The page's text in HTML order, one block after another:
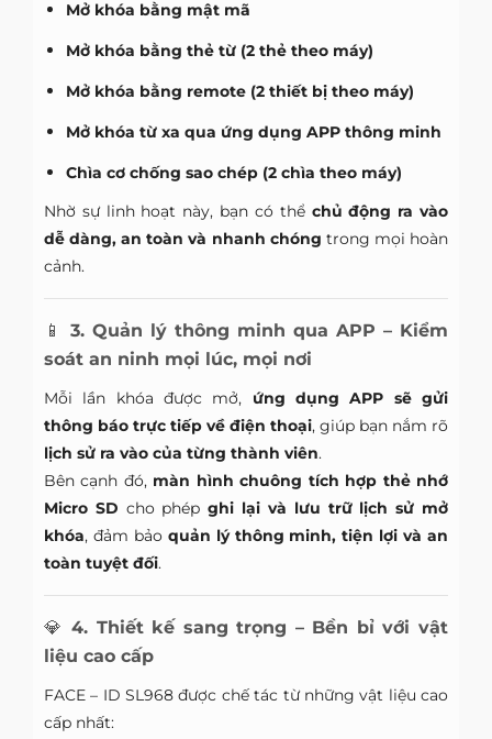
Mở khóa bằng mật mã
Mở khóa bằng thẻ từ (2 thẻ theo máy)
Mở khóa bằng remote (2 thiết bị theo máy)
Mở khóa từ xa qua ứng dụng APP thông minh
Chìa cơ chống sao chép (2 chìa theo máy)
Nhờ sự linh hoạt này, bạn có thể chủ động ra vào
dễ dàng, an toàn và nhanh chóng trong mọi hoàn
cảnh.
📱 3. Quản lý thông minh qua APP – Kiểm
soát an ninh mọi lúc, mọi nơi
Mỗi lần khóa được mở, ứng dụng APP sẽ gửi
thông báo trực tiếp về điện thoại, giúp bạn nắm rõ
lịch sử ra vào của từng thành viên.
Bên cạnh đó, màn hình chuông tích hợp thẻ nhớ
Micro SD cho phépghi lại và lưu trữ lịch sử mở
khóa, đảm bảo quản lý thông minh, tiện lợi và an
toàn tuyệt đối.
💎4. Thiết kế sang trọng – Bền bỉ với vật
liệu cao cấp
FACE – ID SL968 được chế tác từ những vật liệu cao
cấp nhất: